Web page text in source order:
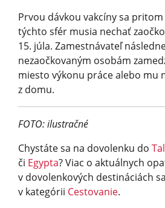
Prvou dávkou vakcíny sa
týchto sfér musia nechať
15. júla. Zamestnávateľ
nezaočkovaným osobám
miesto výkonu práce alebo mu
z domu.
FOTO: ilustračné
Chystáte sa na dovolenku do
či Egypta? Viac o aktuálnych
v dovolenkových destináciách
v kategórii Cestovanie.